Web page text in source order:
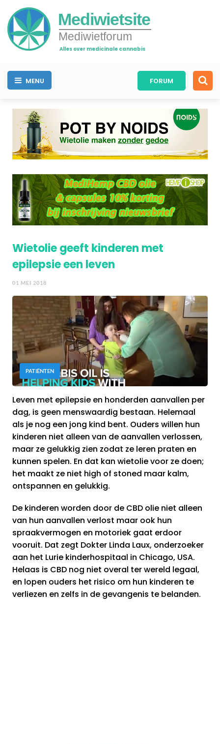
Mediwietsite
Mediwietforum
Alles over medicinale cannabis
MENU FORUM
Wietolie geeft kinderen met
epilepsie een leven
01 MEI 2018
PATIËNTEN
Leven met epilepsie en honderden aanvallen per
dag, is geen menswaardig bestaan. Helemaal
als je nog een jong kind bent. Ouders willen hun
kinderen niet alleen van de aanvallen verlossen,
maar ze gelukkig zien zodat ze leren praten en
kunnen spelen. En dat kan wietolie voor ze doen;
het maakt ze niet high of stoned maar kalm,
ontspannen en gelukkig.
De kinderen worden door de CBD olie niet alleen
van hun aanvallen verlost maar ook hun
spraakvermogen en motoriek gaat erdoor
vooruit. Dat zegt Dokter Linda Laux, onderzoeker
aan het Lurie kinderhospitaal in Chicago, USA.
Helaas is CBD nog niet overal ter wereld legaal,
en lopen ouders het risico om hun kinderen te
verliezen en zelfs in de gevangenis te belanden.